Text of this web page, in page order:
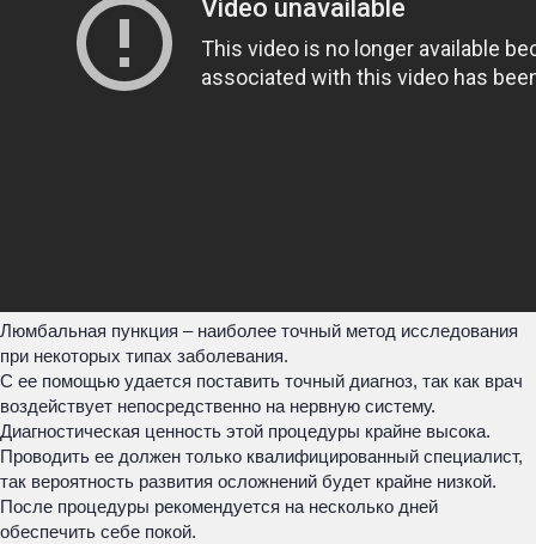
Люмбальная пункция – наиболее точный метод исследования
при некоторых типах заболевания.
С ее помощью удается поставить точный диагноз, так как врач
воздействует непосредственно на нервную систему.
Диагностическая ценность этой процедуры крайне высока.
Проводить ее должен только квалифицированный специалист,
так вероятность развития осложнений будет крайне низкой.
После процедуры рекомендуется на несколько дней
обеспечить себе покой.